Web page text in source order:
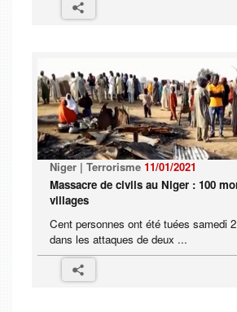
Niger | Terrorisme 11/01/2021
Massacre de civils au Niger : 100
villages
Cent personnes ont été tuées samedi
dans les attaques de deux ...